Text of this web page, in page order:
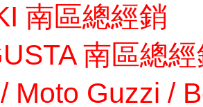
南區總經銷
南區總
Moto Guzzi /